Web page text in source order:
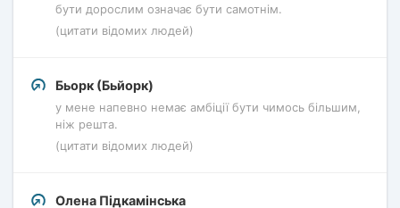
бути дорослим означає бути самотнім.
(цитати відомих людей)
Бьорк (Бьйорк)
у мене напевно немає амбіції бути чимось більшим,
ніж решта.
(цитати відомих людей)
Олена Підкамінська